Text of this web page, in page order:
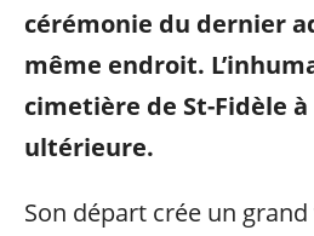
cérémonie du dernier
même endroit.
cimetière de St-Fidèle
ultérieure.
Son départ crée un